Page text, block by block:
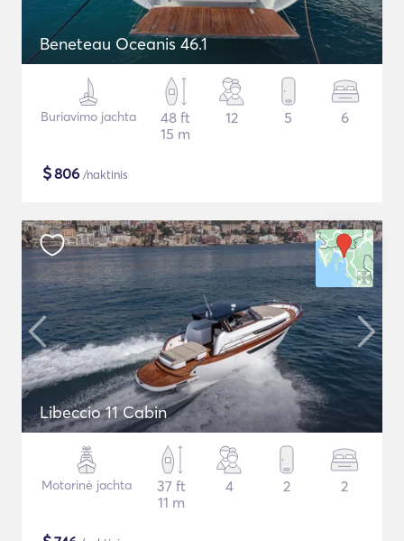
Beneteau Oceanis 46.1
Buriavimo jachta
48 ft
15 m
12 5 6
$806 /naktinis
Libeccio 11 Cabin
Motorinė jachta
37 ft
11 m
4 2 2